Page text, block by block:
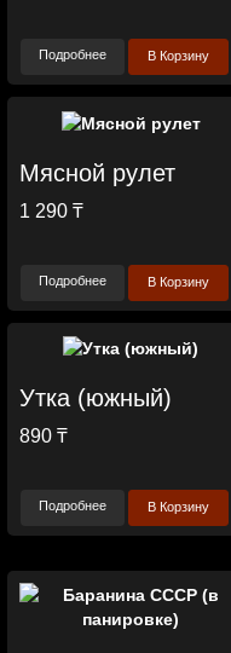
Подробнее В Корзину
Мясной рулет
1 290 ₸
Подробнее В Корзину
Утка (южный)
890 ₸
Подробнее В Корзину